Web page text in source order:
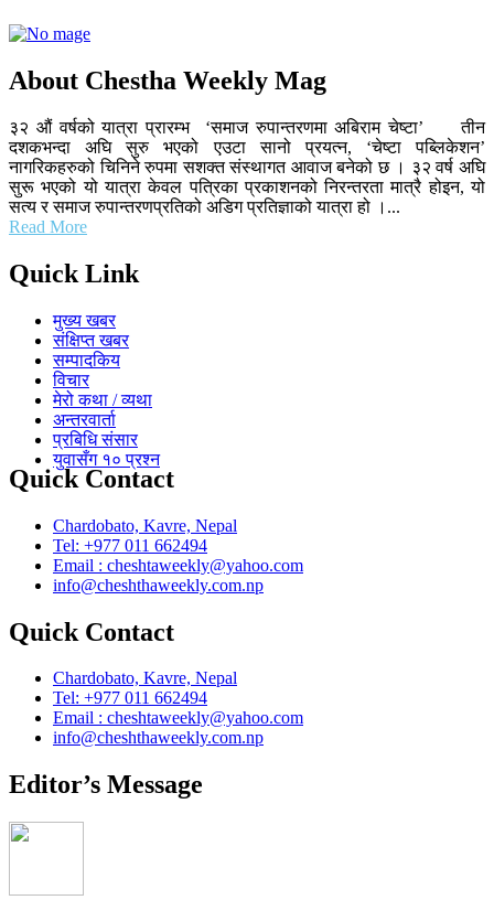
About Chestha Weekly Mag
३२ औं वर्षको यात्रा प्रारम्भ ‘समाज रुपान्तरणमा अबिराम चेष्टा’ तीन
दशकभन्दा अघि सुरु भएको एउटा सानो प्रयत्न, ‘चेष्टा पब्लिकेशन’
नागरिकहरुको चिनिने रुपमा सशक्त संस्थागत आवाज बनेको छ । ३२ वर्ष अघि
सुरू भएको यो यात्रा केवल पत्रिका प्रकाशनको निरन्तरता मात्रै होइन, यो
सत्य र समाज रुपान्तरणप्रतिको अडिग प्रतिज्ञाको यात्रा हो ।...
Read More
Quick Link
मुख्य खबर
संक्षिप्त खबर
सम्पादकिय
विचार
मेरो कथा / व्यथा
अन्तरवार्ता
प्रबिधि संसार
युवासँग १० प्रश्न
Quick Contact
Chardobato, Kavre, Nepal
Tel: +977 011 662494
Email : cheshtaweekly@yahoo.com
info@cheshthaweekly.com.np
Quick Contact
Chardobato, Kavre, Nepal
Tel: +977 011 662494
Email : cheshtaweekly@yahoo.com
info@cheshthaweekly.com.np
Editor’s Message